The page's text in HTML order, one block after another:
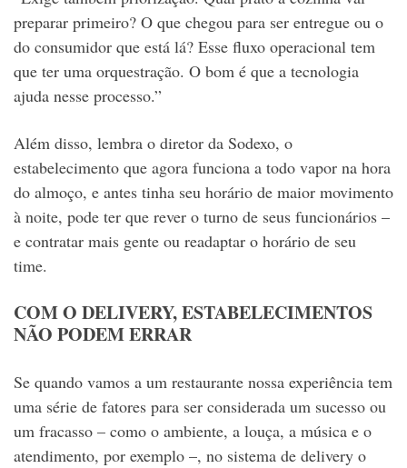
preparar primeiro? O que chegou para ser entregue ou o
do consumidor que está lá? Esse fluxo operacional tem
que ter uma orquestração. O bom é que a tecnologia
ajuda nesse processo.”
Além disso, lembra o diretor da Sodexo, o
estabelecimento que agora funciona a todo vapor na hora
do almoço, e antes tinha seu horário de maior movimento
à noite, pode ter que rever o turno de seus funcionários –
e contratar mais gente ou readaptar o horário de seu
time.
COM O DELIVERY, ESTABELECIMENTOS
NÃO PODEM ERRAR
Se quando vamos a um restaurante nossa experiência tem
uma série de fatores para ser considerada um sucesso ou
um fracasso – como o ambiente, a louça, a música e o
atendimento, por exemplo –, no sistema de delivery o